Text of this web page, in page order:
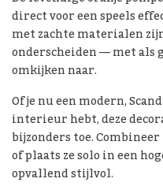
direct voor een speels
met zachte materialen
onderscheiden — met als
omkijken naar.
Of je nu een modern,
interieur hebt, deze
bijzonders toe.
of plaats ze solo in een
opvallend stijlvol.